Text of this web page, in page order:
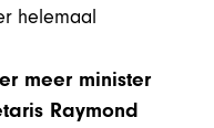
helemaal
meer minister
Raymond